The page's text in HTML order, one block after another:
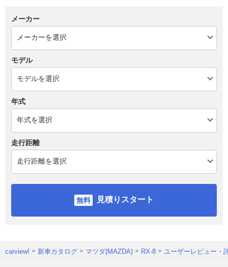
メーカー
モデル
年式
走行距離
見積りスタート
carview! 新車カタログ マツダ(MAZDA) RX-8 ユーザーレビュー・